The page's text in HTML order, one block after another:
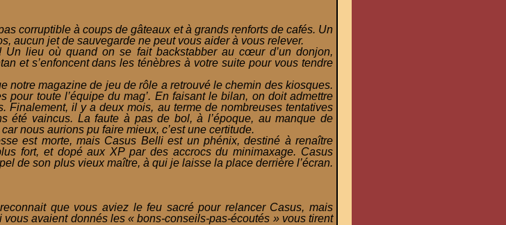
corruptible à coups de gâteaux et à grands renforts de cafés. Un
aucun jet de sauvegarde ne peut vous aider à vous relever.
lieu où quand on se fait backstabber au cœur d’un donjon,
et s’enfoncent dans les ténèbres à votre suite pour vous tendre
notre magazine de jeu de rôle a retrouvé le chemin des kiosques.
pour toute l’équipe du mag’. En faisant le bilan, on doit admettre
Finalement, il y a deux mois, au terme de nombreuses tentatives
été vaincus. La faute à pas de bol, à l’époque, au manque de
nous aurions pu faire mieux, c’est une certitude.
est morte, mais Casus Belli est un phénix, destiné à renaître
fort, et dopé aux XP par des accrocs du minimaxage. Casus
de son plus vieux maître, à qui je laisse la place derrière l’écran.
que vous aviez le feu sacré pour relancer Casus, mais
avaient donnés les « bons-conseils-pas-écoutés » vous tirent